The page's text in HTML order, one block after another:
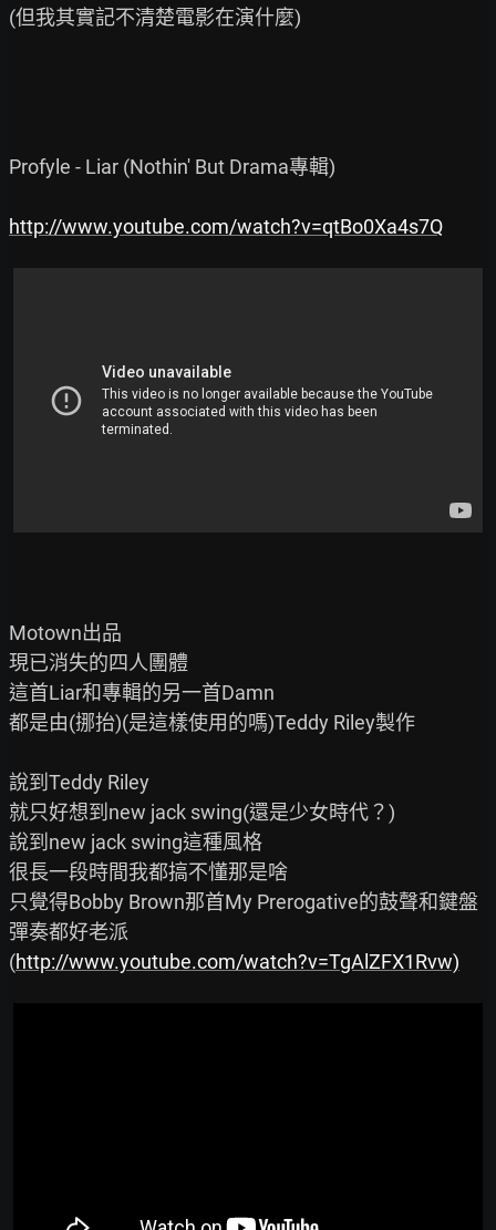
(但我其實記不清楚電影在演什麼)
Profyle - Liar (Nothin' But Drama專輯)
http://www.youtube.com/watch?v=qtBo0Xa4s7Q
Motown出品
現已消失的四人團體
這首Liar和專輯的另一首Damn
都是由(挪抬)(是這樣使用的嗎)Teddy Riley製作
說到Teddy Riley
就只好想到new jack swing(還是少女時代？)
說到new jack swing這種風格
很長一段時間我都搞不懂那是啥
只覺得Bobby Brown那首My Prerogative的鼓聲和鍵盤
彈奏都好老派
(http://www.youtube.com/watch?v=TgAlZFX1Rvw)